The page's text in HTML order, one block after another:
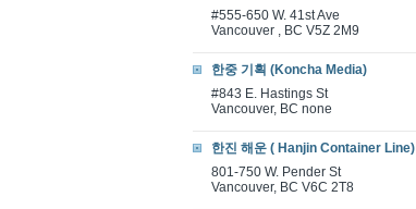
#555-650 W. 41st Ave
Vancouver , BC V5Z 2M9
한중 기획 (Koncha Media)
#843 E. Hastings St
Vancouver, BC none
한진 해운 ( Hanjin Container Line)
801-750 W. Pender St
Vancouver, BC V6C 2T8